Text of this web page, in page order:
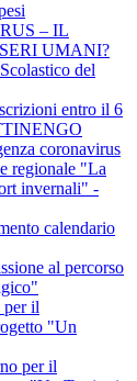
– IL
UMANI?
del
entro il 6
coronavirus
regionale "La
invernali" -
calendario
al percorso
per il
"Un
per il